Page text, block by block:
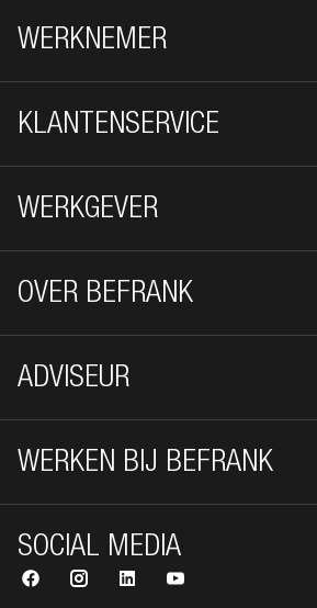
FOOTER NAVIGATIE
WERKNEMER
KLANTENSERVICE
WERKGEVER
OVER BEFRANK
ADVISEUR
WERKEN BIJ BEFRANK
SOCIAL MEDIA